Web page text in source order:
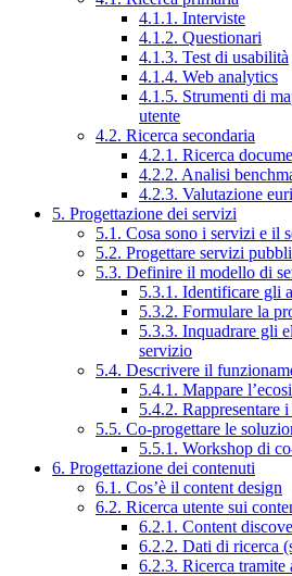
4.1.1. Interviste
4.1.2. Questionari
4.1.3. Test di usabilità
4.1.4. Web analytics
4.1.5. Strumenti di
utente
4.2. Ricerca secondaria
4.2.1. Ricerca
4.2.2. Analisi
4.2.3. Valutazione
5. Progettazione dei servizi
5.1. Cosa sono i servizi e il
5.2. Progettare servizi
5.3. Definire il modello di
5.3.1. Identificare gli
5.3.2. Formulare la
5.3.3. Inquadrare gli
servizio
5.4. Descrivere il
5.4.1. Mappare
5.4.2. Rappresentare
5.5. Co-progettare le
5.5.1. Workshop di
6. Progettazione dei contenuti
6.1. Cos’è il content design
6.2. Ricerca utente sui
6.2.1. Content
6.2.2. Dati di ricerca
6.2.3. Ricerca tramite